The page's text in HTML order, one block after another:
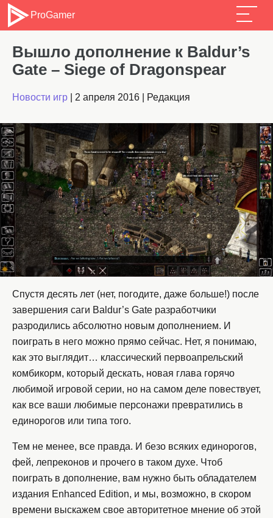
ProGamer
Вышло дополнение к Baldur’s
Gate – Siege of Dragonspear
Новости игр 2 апреля 2016 Редакция
Спустя десять лет (нет, погодите, даже больше!) после
завершения саги Baldur’s Gate разработчики
разродились абсолютно новым дополнением. И
поиграть в него можно прямо сейчас. Нет, я понимаю,
как это выглядит… классический первоапрельский
комбикорм, который дескать, новая глава горячо
любимой игровой серии, но на самом деле повествует,
как все ваши любимые персонажи превратились в
единорогов или типа того.
Тем не менее, все правда. И безо всяких единорогов,
фей, лепреконов и прочего в таком духе. Чтоб
поиграть в дополнение, вам нужно быть обладателем
издания Enhanced Edition, и мы, возможно, в скором
времени выскажем свое авторитетное мнение об этой